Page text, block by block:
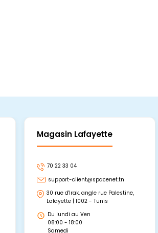
Magasin Lafayette
70 22 33 04
support-client@spacenet.tn
30 rue d'Irak, angle rue Palestine,
Lafayette | 1002 - Tunis
Du lundi au Ven
08:00 - 18:00
Samedi